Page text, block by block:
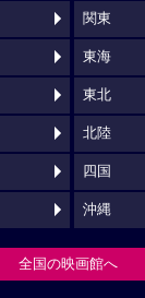
関東
東海
東北
北陸
四国
沖縄
全国の映画館へ